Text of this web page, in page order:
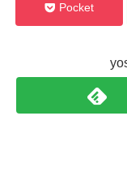
Pocket